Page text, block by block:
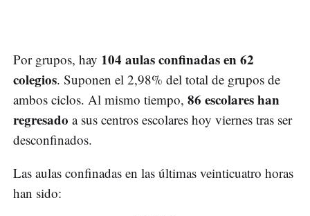
Por grupos, hay 104 aulas confinadas en 62
colegios. Suponen el 2,98% del total de grupos de
ambos ciclos. Al mismo tiempo, 86 escolares han
regresado a sus centros escolares hoy viernes tras ser
desconfinados.
Las aulas confinadas en las últimas veinticuatro horas
han sido: